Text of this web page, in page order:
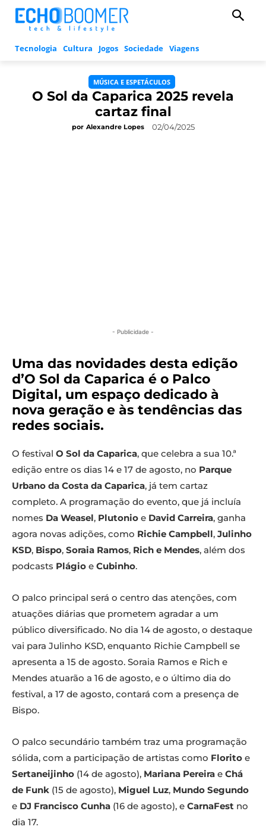
Tecnologia Cultura Jogos Sociedade Viagens
MÚSICA E ESPETÁCULOS
O Sol da Caparica 2025 revela
cartaz final
por Alexandre Lopes 02/04/2025
- Publicidade -
Uma das novidades desta edição
d’O Sol da Caparica é o Palco
Digital, um espaço dedicado à
nova geração e às tendências das
redes sociais.
O festival O Sol da Caparica, que celebra a sua 10.ª
edição entre os dias 14 e 17 de agosto, no Parque
Urbano da Costa da Caparica, já tem cartaz
completo. A programação do evento, que já incluía
nomes Da Weasel, Plutonio e David Carreira, ganha
agora novas adições, como Richie Campbell, Julinho
KSD, Bispo, Soraia Ramos, Rich e Mendes, além dos
podcasts Plágio e Cubinho.
O palco principal será o centro das atenções, com
atuações diárias que prometem agradar a um
público diversificado. No dia 14 de agosto, o destaque
vai para Julinho KSD, enquanto Richie Campbell se
apresenta a 15 de agosto. Soraia Ramos e Rich e
Mendes atuarão a 16 de agosto, e o último dia do
festival, a 17 de agosto, contará com a presença de
Bispo.
O palco secundário também traz uma programação
sólida, com a participação de artistas como Florito e
Sertaneijinho (14 de agosto), Mariana Pereira e Chá
de Funk (15 de agosto), Miguel Luz, Mundo Segundo
e DJ Francisco Cunha (16 de agosto), e CarnaFest no
dia 17.